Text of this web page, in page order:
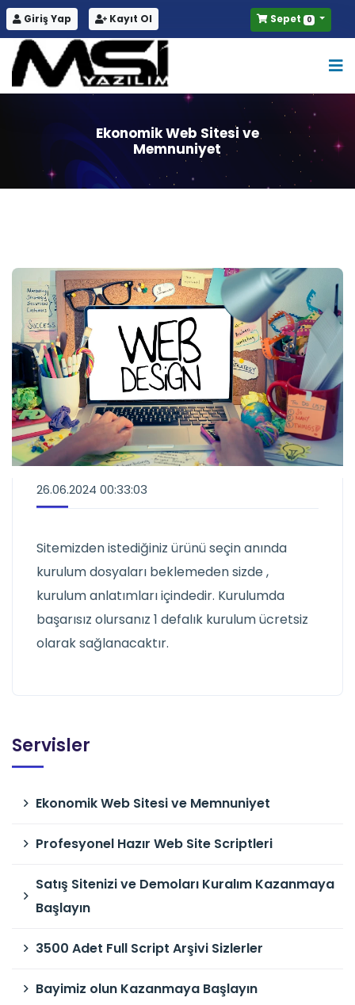
Giriş Yap Kayıt Ol Sepet 0
Ekonomik Web Sitesi ve
Memnuniyet
26.06.2024 00:33:03
Sitemizden istediğiniz ürünü seçin anında
kurulum dosyaları beklemeden sizde ,
kurulum anlatımları içindedir. Kurulumda
başarısız olursanız 1 defalık kurulum ücretsiz
olarak sağlanacaktır.
Servisler
Ekonomik Web Sitesi ve Memnuniyet
Profesyonel Hazır Web Site Scriptleri
Satış Sitenizi ve Demoları Kuralım Kazanmaya
Başlayın
3500 Adet Full Script Arşivi Sizlerler
Bayimiz olun Kazanmaya Başlayın